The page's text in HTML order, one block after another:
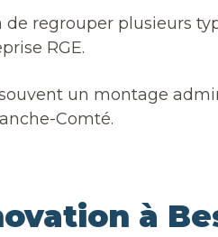
regrouper plusieurs
RGE.
un montage
Comté.
à